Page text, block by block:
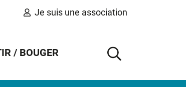
Je suis une association
/ BOUGER
AFFICHER